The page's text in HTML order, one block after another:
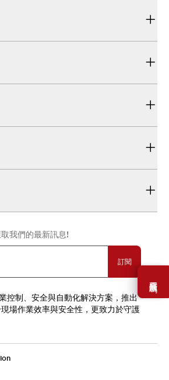
需要幫助嗎？
我們的最新訊息!
訂閱
控制、安全與自動化解決方案，推出
場作業效率與安全性，更致力於守護